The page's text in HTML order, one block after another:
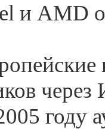
и AMD
через
году